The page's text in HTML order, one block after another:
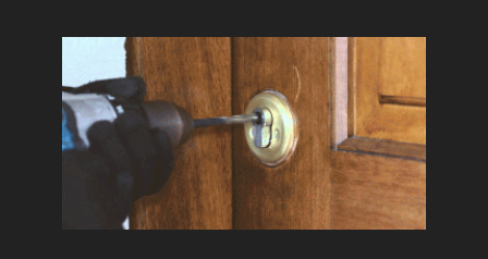
Instalación de cerraduras UCEM
Servicio 24 horas de cerrajería urgente
Instalación de persianas metálicas en su
negocio
Cerraduras Tesa de sobreponer multipunto
Seguridad con cerraduras ABUS